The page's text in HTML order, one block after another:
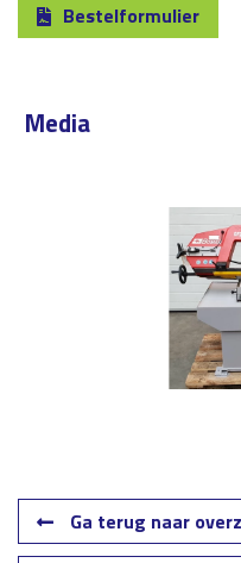
Bestelformulier
Media
Ga terug naar